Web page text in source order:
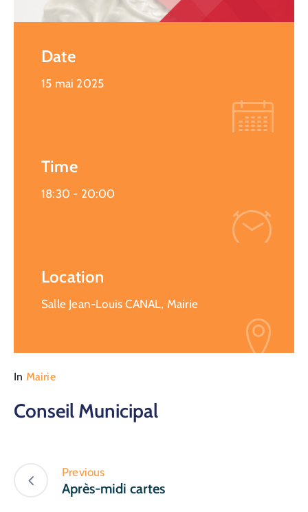
Date
15 mai 2025
Time
18:30 - 20:00
Location
Salle Jean-Louis CANAL, Mairie
In Mairie
Conseil Municipal
Previous
Après-midi cartes